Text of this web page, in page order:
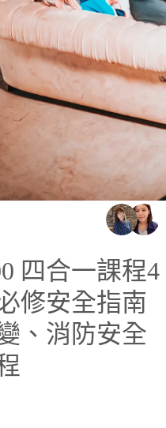
四合一課程4
修安全指南
、消防安全